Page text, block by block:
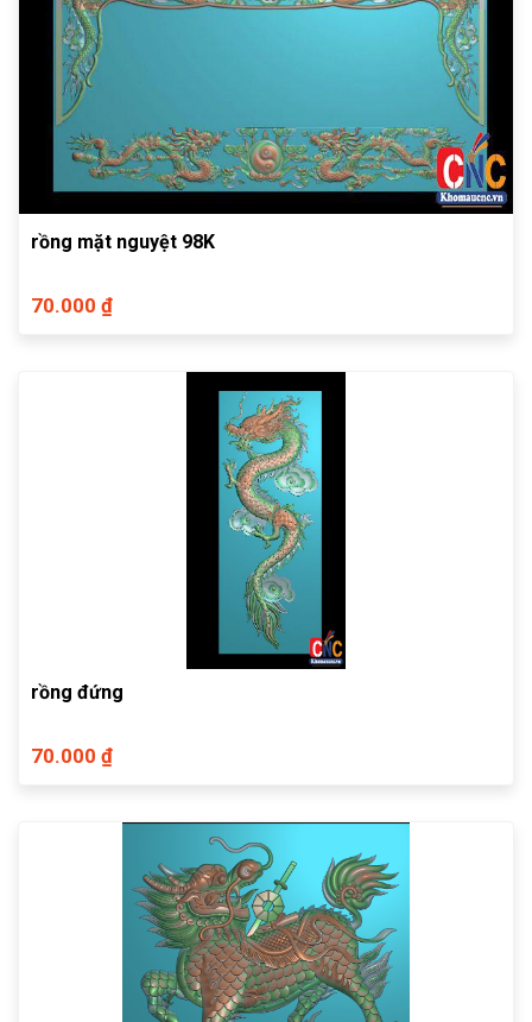
rồng mặt nguyệt 98K
70.000 ₫
rồng đứng
70.000 ₫